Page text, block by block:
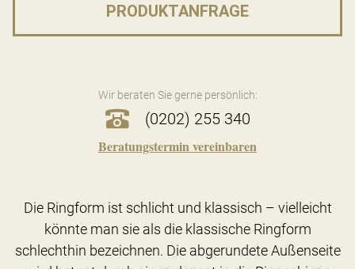
PRODUKTANFRAGE
Wir beraten Sie gerne persönlich:
(0202) 255 340
Beratungstermin vereinbaren
Die Ringform ist schlicht und klassisch – vielleicht
könnte man sie als die klassische Ringform
schlechthin bezeichnen. Die abgerundete Außenseite